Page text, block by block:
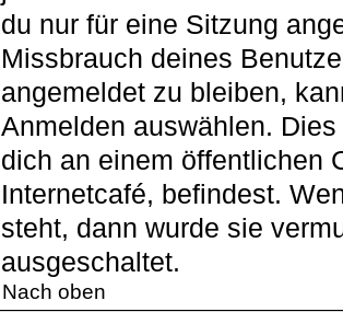
du nur für eine Sitzung
Missbrauch deines
angemeldet zu bleiben,
Anmelden auswählen.
dich an einem öffentlichen
Internetcafé, befindest.
steht, dann wurde sie
ausgeschaltet.
Nach oben